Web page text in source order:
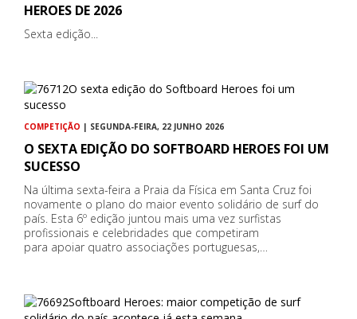
HEROES DE 2026
Sexta edição...
COMPETIÇÃO | SEGUNDA-FEIRA, 22 JUNHO 2026
O SEXTA EDIÇÃO DO SOFTBOARD HEROES FOI UM
SUCESSO
Na última sexta-feira a Praia da Física em Santa Cruz foi
novamente o plano do maior evento solidário de surf do
país. Esta 6º edição juntou mais uma vez surfistas
profissionais e celebridades que competiram
para apoiar quatro associações portuguesas,…